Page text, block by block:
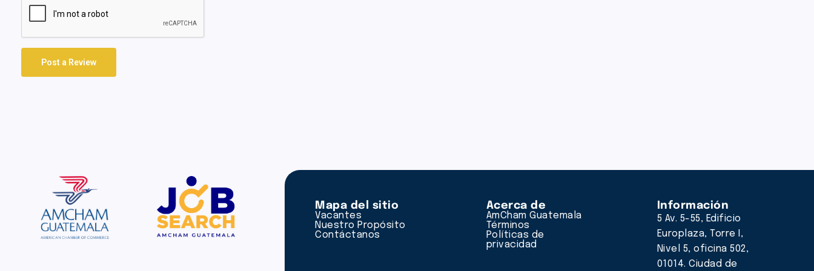
Post a Review
Mapa del sitio
Vacantes
Nuestro Propósito
Contáctanos
Acerca de
AmCham Guatemala
Términos
Políticas de
privacidad
Información
5 Av. 5-55, Edificio
Europlaza, Torre I,
Nivel 5, oficina 502,
01014. Ciudad de